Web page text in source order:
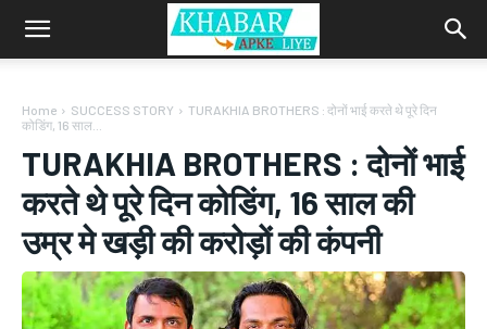
Home SUCCESS STORY
TURAKHIA BROTHERS : दोनों भाई करते थे पूरे दिन
कोडिंग, 16 साल...
TURAKHIA BROTHERS : दोनों भाई
करते थे पूरे दिन कोडिंग, 16 साल की
उम्र मे खड़ी की करोड़ों की कंपनी